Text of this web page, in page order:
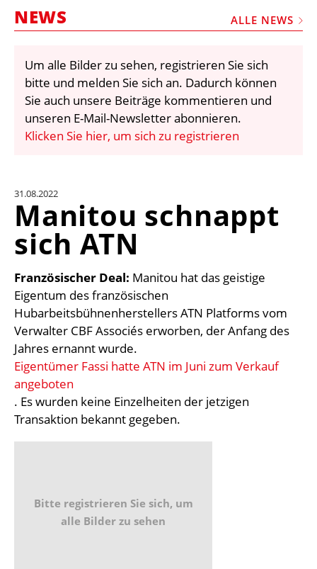
VIDEOS
BIBLIOTHEK
KRAN & BÜHNE
EINHEITENKONVERTER
KONTAKT
NEWS ALLE NEWS
Um alle Bilder zu sehen, registrieren Sie sich
bitte und melden Sie sich an. Dadurch können
Sie auch unsere Beiträge kommentieren und
unseren E-Mail-Newsletter abonnieren.
Klicken Sie hier, um sich zu registrieren
31.08.2022
Manitou schnappt
sich ATN
Französischer Deal: Manitou hat das geistige
Eigentum des französischen
Hubarbeitsbühnenherstellers ATN Platforms vom
Verwalter CBF Associés erworben, der Anfang des
Jahres ernannt wurde.
Eigentümer Fassi hatte ATN im Juni zum Verkauf
angeboten
. Es wurden keine Einzelheiten der jetzigen
Transaktion bekannt gegeben.
Bitte registrieren Sie sich, um
alle Bilder zu sehen